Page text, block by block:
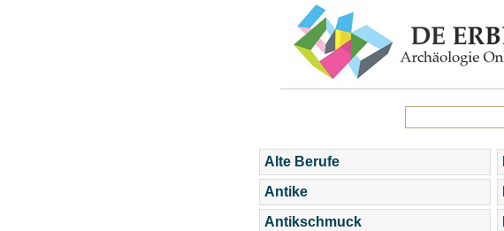
Alte Berufe
Antike
Antikschmuck